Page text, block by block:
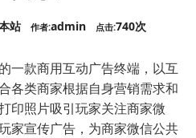
站 作者:admin 点击:740次
一款商用互动广告终端，以互
各类商家根据自身营销需求和
印照片吸引玩家关注商家微
家宣传广告，为商家微信公共